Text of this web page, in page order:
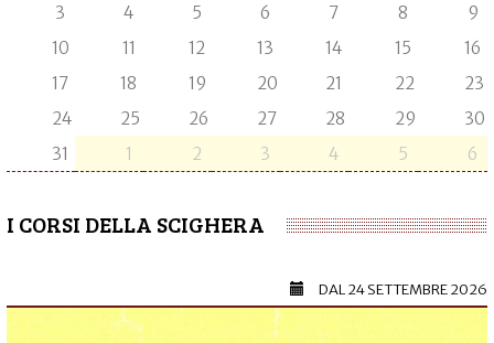
3
4 5 6 7 8
9
10
11 12 13 14 15
16
17
18 19 20 21 22
23
24
25 26 27 28 29
30
31
1 2 3 4 5 6
I CORSI DELLA SCIGHERA
DAL24 SETTEMBRE 2026